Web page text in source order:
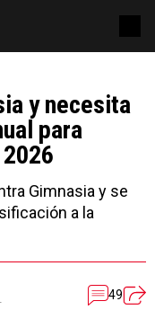
y necesita
para
Gimnasia y se
a la
49